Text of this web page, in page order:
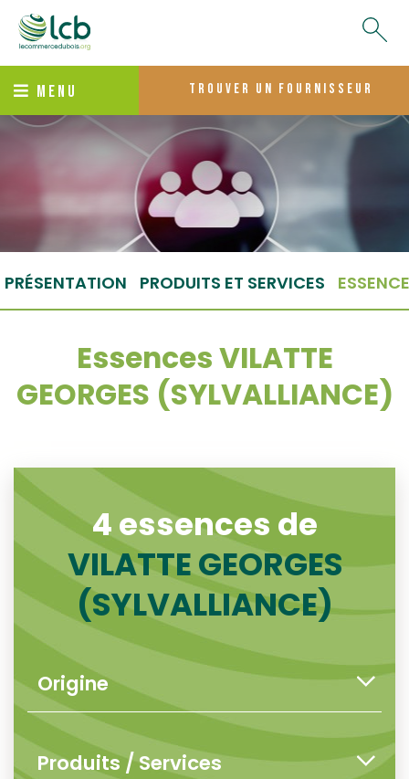
MENU trouver un fournisseur
PRÉSENTATION PRODUITS ET SERVICES
Essences VILATTE
GEORGES (SYLVALLIANCE)
4 essences de
VILATTE GEORGES
(SYLVALLIANCE)